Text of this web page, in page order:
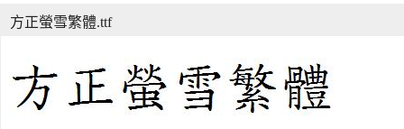
方正螢雪繁體.ttf